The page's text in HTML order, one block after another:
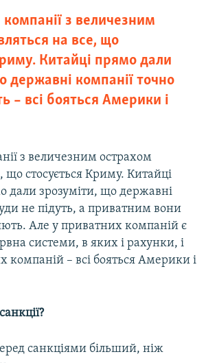
компанії з величезним
на все, що
Китайці прямо дали
державні компанії точно
– всі бояться Америки і
з величезним острахом
що стосується Криму. Китайці
дали зрозуміти, що державні
не підуть, а приватним вони
Але у приватних компаній є
системи, в яких і рахунки, і
компаній – всі бояться Америки і
санкціями більший, ніж